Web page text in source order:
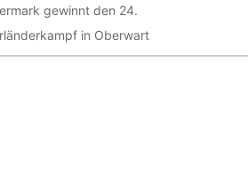
gewinnt den 24.
in Oberwart